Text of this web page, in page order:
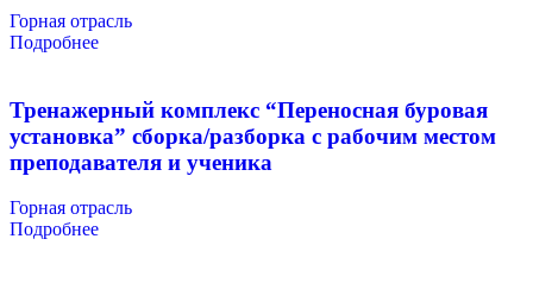
Горная отрасль
Подробнее
Тренажерный комплекс “Переносная буровая
установка” сборка/разборка с рабочим местом
преподавателя и ученика
Горная отрасль
Подробнее